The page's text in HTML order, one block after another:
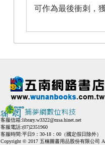
可作為最後衝刺，
客服信箱:library.w3322@msa.hinet.net
客服電話:(07)2351960
客服時間:平日9：30-18：00（國定假日除外）
Copyright © 2017 五楠圖書用品股份有限公司